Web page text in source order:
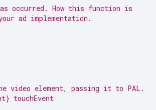
occurred. How this function is
ad implementation.
video element, passing it to PAL.
touchEvent